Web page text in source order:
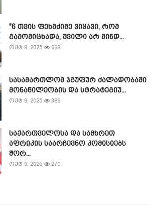
"6 თვის ფეხმძიმე ვიყავი, რომ
გამომიცხადა, შვილი არ მინდ...
ოქტ 9, 2025 669
სასამართლომ ჯგუფურ ძალადობაში
მონაწილეობის და სტრატეგიუ...
ოქტ 9, 2025 386
საქართველოსა და სამხრეთ
აფრიკის საარჩევნო კომისიებს
შორ...
ოქტ 9, 2025 270